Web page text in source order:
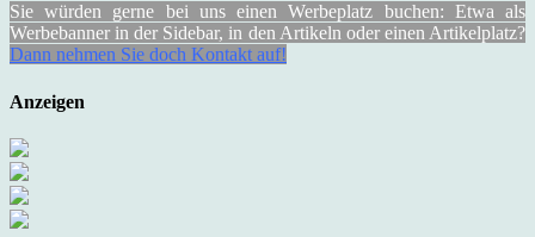
Sie würden gerne bei uns einen Werbeplatz buchen: Etwa als
Werbebanner in der Sidebar, in den Artikeln oder einen Artikelplatz?
Dann nehmen Sie doch Kontakt auf!
Anzeigen